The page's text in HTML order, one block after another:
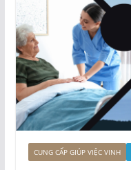
CUNG CẤP GIÚP VIỆC VINH